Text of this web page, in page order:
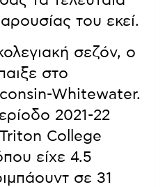
του εκεί.
σεζόν, ο
στο
Whitewater.
2021-22
College
είχε 4.5
σε 31